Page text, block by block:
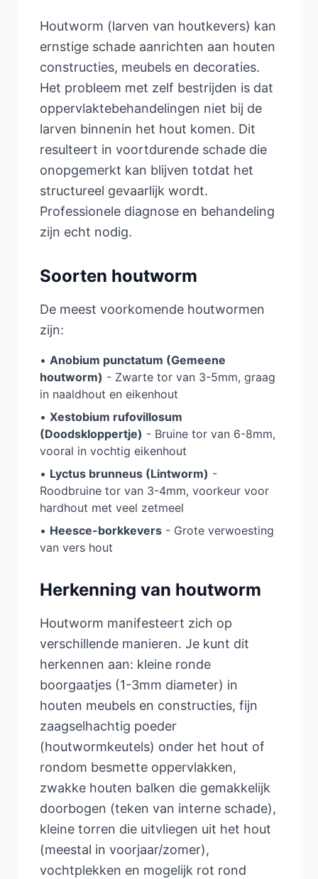
Houtworm (larven van houtkevers) kan
ernstige schade aanrichten aan houten
constructies, meubels en decoraties.
Het probleem met zelf bestrijden is dat
oppervlaktebehandelingen niet bij de
larven binnenin het hout komen. Dit
resulteert in voortdurende schade die
onopgemerkt kan blijven totdat het
structureel gevaarlijk wordt.
Professionele diagnose en behandeling
zijn echt nodig.
Soorten houtworm
De meest voorkomende houtwormen
zijn:
• Anobium punctatum (Gemeene
houtworm) - Zwarte tor van 3-5mm, graag
in naaldhout en eikenhout
• Xestobium rufovillosum
(Doodskloppertje) - Bruine tor van 6-8mm,
vooral in vochtig eikenhout
• Lyctus brunneus (Lintworm) -
Roodbruine tor van 3-4mm, voorkeur voor
hardhout met veel zetmeel
• Heesce-borkkevers - Grote verwoesting
van vers hout
Herkenning van houtworm
Houtworm manifesteert zich op
verschillende manieren. Je kunt dit
herkennen aan: kleine ronde
boorgaatjes (1-3mm diameter) in
houten meubels en constructies, fijn
zaagselhachtig poeder
(houtwormkeutels) onder het hout of
rondom besmette oppervlakken,
zwakke houten balken die gemakkelijk
doorbogen (teken van interne schade),
kleine torren die uitvliegen uit het hout
(meestal in voorjaar/zomer),
vochtplekken en mogelijk rot rond